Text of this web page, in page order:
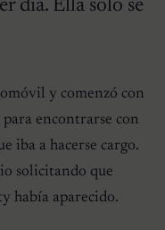
día. Ella solo se
y comenzó con
encontrarse con
iba a hacerse cargo.
solicitando que
había aparecido.